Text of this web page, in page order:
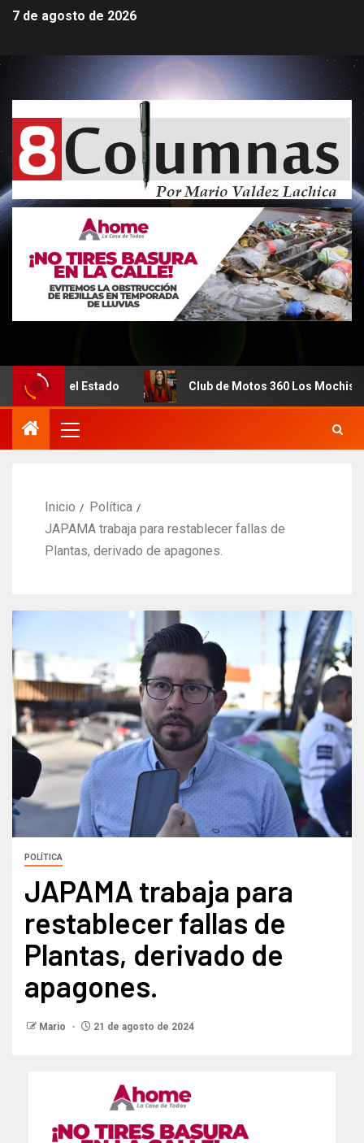
7 de agosto de 2026
Club de Motos 360 Los Mochis celebra 7mo.
Inicio
Política
JAPAMA trabaja para restablecer fallas de
Plantas, derivado de apagones.
POLÍTICA
JAPAMA trabaja para
restablecer fallas de
Plantas, derivado de
apagones.
Mario 21 de agosto de 2024